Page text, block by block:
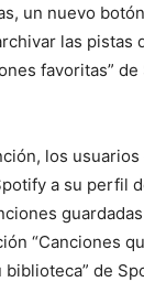
un nuevo botón
las pistas
favoritas”
los
a su perfil
“Canciones
biblioteca” de